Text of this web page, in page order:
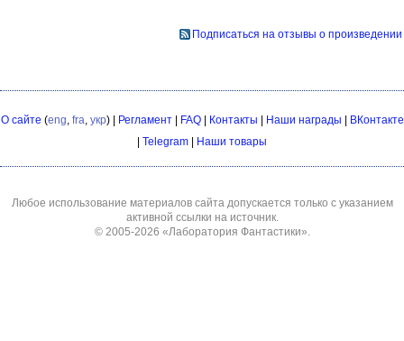
Подписаться на отзывы о произведении
О сайте (eng fra укр) | Регламент| FAQ| Контакты | Наши награды | ВКонтакте
| Telegram | Наши товары
Любое использование материалов сайта допускается только с указанием
активной ссылки на источник.
© 2005-2026 «Лаборатория Фантастики»